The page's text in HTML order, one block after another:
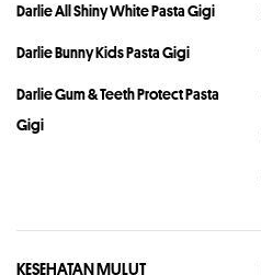
Darlie All Shiny White Pasta Gigi
Darlie Bunny Kids Pasta Gigi
Darlie Gum & Teeth Protect Pasta
Gigi
KESEHATAN MULUT